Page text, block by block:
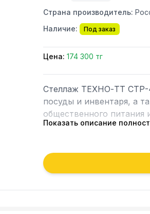
Страна производитель:
Наличие:
Под заказ
Цена: 174 300 тг
Стеллаж ТЕХНО-ТТ СТР-
посуды и инвентаря, а
общественного питания
— Стеллаж
— Стойки из уголка
краской серого цвета
Показать описание